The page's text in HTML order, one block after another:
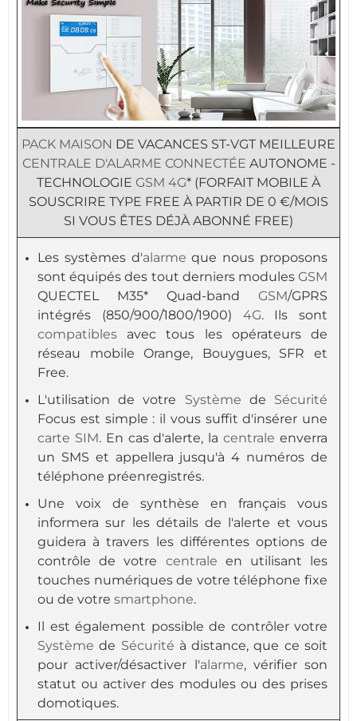
PACK MAISON DE VACANCES ST-VGT MEILLEURE
CENTRALE D'ALARME CONNECTÉE AUTONOME -
TECHNOLOGIE GSM 4G* (FORFAIT MOBILE À
SOUSCRIRE TYPE FREE À PARTIR DE 0 €/MOIS
SI VOUS ÊTES DÉJÀ ABONNÉ FREE)
Les systèmes d'alarme que nous proposons
sont équipés des tout derniers modules GSM
QUECTEL M35* Quad-band GSM/GPRS
intégrés (850/900/1800/1900) 4G. Ils sont
compatibles avec tous les opérateurs de
réseau mobile Orange, Bouygues, SFR et
Free.
L'utilisation de votre Système de Sécurité
Focus est simple : il vous suffit d'insérer une
carte SIM. En cas d'alerte, lacentrale enverra
un SMS et appellera jusqu'à 4 numéros de
téléphone préenregistrés.
Une voix de synthèse en français vous
informera sur les détails de l'alerte et vous
guidera à travers les différentes options de
contrôle de votre centrale en utilisant les
touches numériques de votre téléphone fixe
ou de votre smartphone.
Il est également possible de contrôler votre
Système de Sécurité à distance, que ce soit
pour activer/désactiver l'alarme, vérifier son
statut ou activer des modules ou des prises
domotiques.